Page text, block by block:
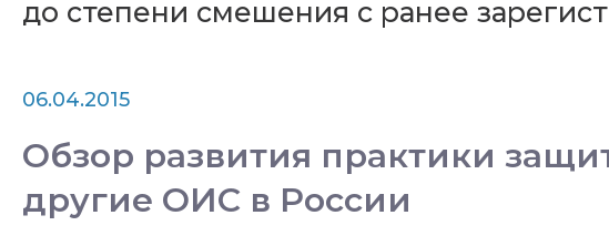
до степени смешения с ранее
06.04.2015
Обзор развития практики
другие ОИС в России